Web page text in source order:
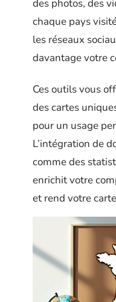
des photos, des
chaque pays
les réseaux
davantage votre
Ces outils vous
des cartes
pour un usage
L’intégration de
comme des
enrichit votre
et rend votre